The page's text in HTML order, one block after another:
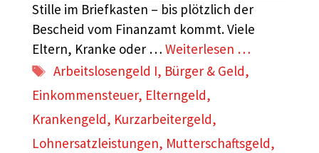
Stille im Briefkasten – bis plötzlich der
Bescheid vom Finanzamt kommt. Viele
Eltern, Kranke oder … Weiterlesen …
Schlagwörter
Arbeitslosengeld I, Bürger & Geld,
Einkommensteuer, Elterngeld,
Krankengeld, Kurzarbeitergeld,
Lohnersatzleistungen, Mutterschaftsgeld,